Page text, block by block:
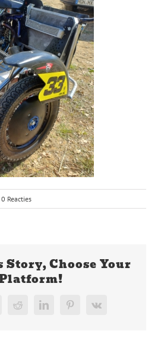
0 Reacties
Story, Choose Your
RedditLinkedInPinterest
Vk